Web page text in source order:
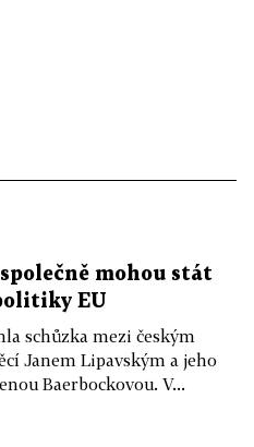
společně mohou stát
EU
schůzka mezi českým
Janem Lipavským a jeho
Baerbockovou. V...